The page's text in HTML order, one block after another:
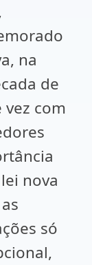
na
de
com
nova
só